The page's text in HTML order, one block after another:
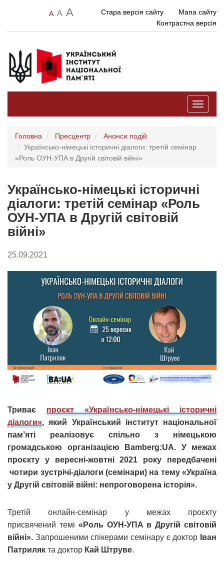
A A A Стара версія сайту
Мапа сайту
Контрастна версія
Toggle
Головна Пресцентр
Анонси подій
Українсько-німецькі історичні діалоги: третій семінар
«Роль ОУН-УПА в Другій світовій війні»
Українсько-німецькі історичні
діалоги: третій семінар «Роль
ОУН-УПА в Другій світовій
війні»
25.09.2021
Триває проєкт «Українсько-німецькі історичні
діалоги», який
Український інститут національної
пам’яті реалізовує спільно з німецькою
громадською організацією Bamberg:UA. У межах
проєкту у вересні-жовтні 2021 року передбачені
чотири зустрічі-діалоги (семінари) на тему «Україна
у Другій світовій війні: непроговорена історія».
Третій онлайн-семінар у межах проєкту
присвячений темі «Роль ОУН-УПА в Другій світовій
війні». Запрошеними спікерами семінару є доктор Іван
Патриляк та доктор Кай Штруве.